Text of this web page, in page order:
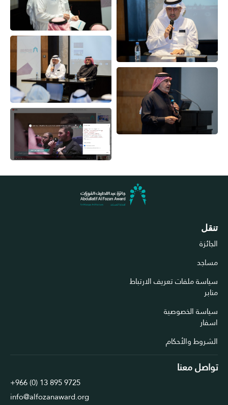
تنقل
الجائزة
مساجد
سياسة ملفات تعريف الارتباط
منابر
سياسة الخصوصية
اسفار
الشروط والأحكام
تواصل معنا
+966 (0) 13 895 9725
info@alfozanaward.org